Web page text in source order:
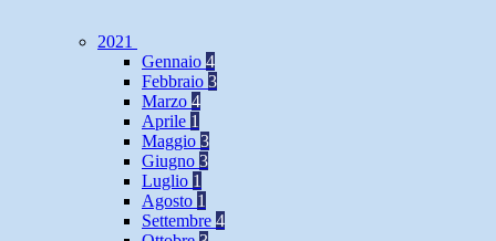
2021
Gennaio 4
Febbraio 3
Marzo 4
Aprile 1
Maggio 3
Giugno 3
Luglio 1
Agosto 1
Settembre 4